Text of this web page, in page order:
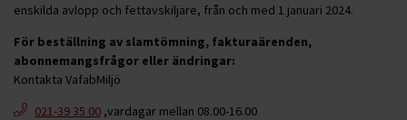
enskilda avlopp och fettavskiljare, från och med 1 januari 2024.
För beställning av slamtömning, fakturaärenden,
abonnemangsfrågor eller ändringar:
Kontakta VafabMiljö
021-39 35 00 ,vardagar mellan 08.00-16.00